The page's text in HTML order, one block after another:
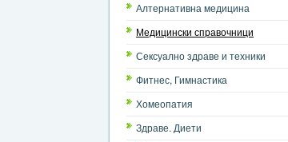
Алтернативна медицина
Медицински справочници
Сексуално здраве и техники
Фитнес, Гимнастика
Хомеопатия
Здраве. Диети